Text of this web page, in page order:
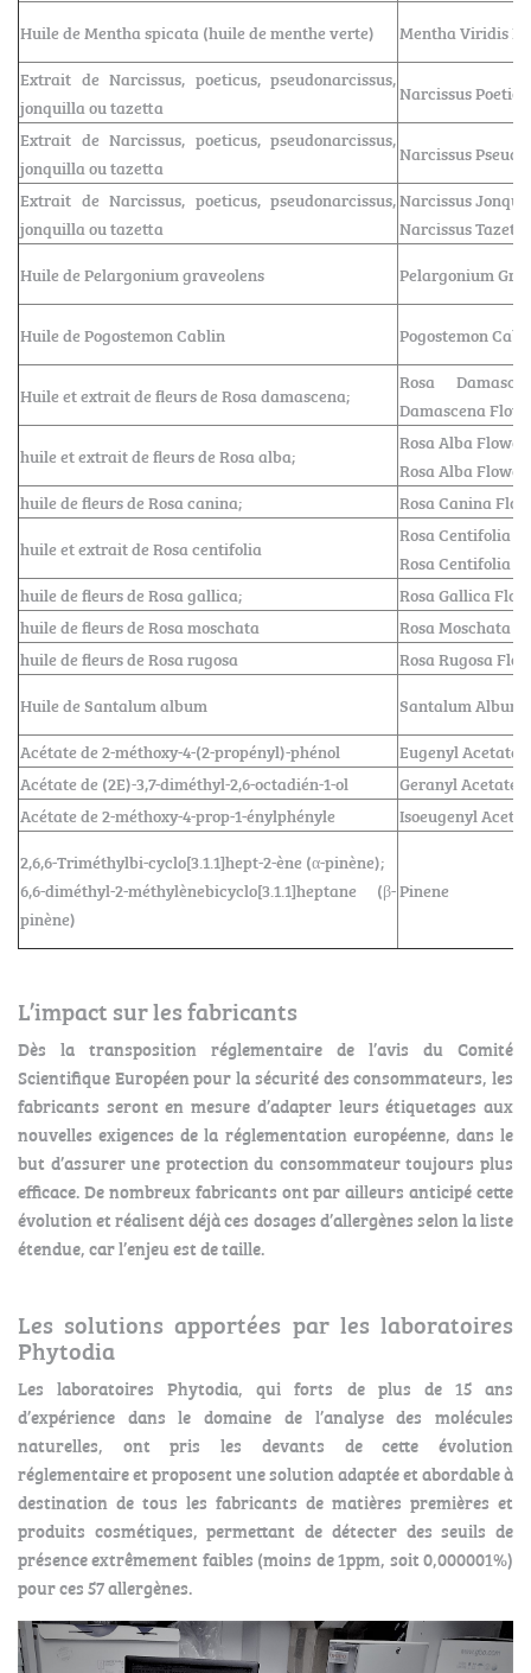
Huile de Mentha spicata (huile de menthe verte)
Mentha Viridis
Extrait de Narcissus, poeticus, pseudonarcissus,
jonquilla ou tazetta
Narcissus
Extrait de Narcissus, poeticus, pseudonarcissus,
jonquilla ou tazetta
Narcissus
Extrait de Narcissus, poeticus, pseudonarcissus,
jonquilla ou tazetta
Narcissus
Narcissus
Huile de Pelargonium graveolens
Pelargonium
Huile de Pogostemon Cablin Pogostemon
Huile et extrait de fleurs de Rosa damascena;
Rosa
Damascena
huile et extrait de fleurs de Rosa alba;
Rosa Alba Flower
Rosa Alba
huile de fleurs de Rosa canina;
Rosa Canina
huile et extrait de Rosa centifolia
Rosa Centifolia
Rosa Centifolia
huile de fleurs de Rosa gallica;
Rosa Gallica
huile de fleurs de Rosa moschata
Rosa Moschata
huile de fleurs de Rosa rugosa
Rosa Rugosa
Huile de Santalum album
Santalum Album
Acétate de 2-méthoxy-4-(2-propényl)-phénol
Eugenyl Acetate
Acétate de (2E)-3,7-diméthyl-2,6-octadién-1-ol
Geranyl Acetate
Acétate de 2-méthoxy-4-prop-1-énylphényle
Isoeugenyl
2,6,6-Triméthylbi-cyclo[3.1.1]hept-2-ène (α-pinène);
6,6-diméthyl-2-méthylènebicyclo[3.1.1]heptane (β-
pinène)
Pinene
L’impact sur les fabricants
Dès la transposition réglementaire de l’avis du Comité
Scientifique Européen pour la sécurité des consommateurs, les
fabricants seront en mesure d’adapter leurs étiquetages aux
nouvelles exigences de la réglementation européenne, dans le
but d’assurer une protection du consommateur toujours plus
efficace. De nombreux fabricants ont par ailleurs anticipé cette
évolution et réalisent déjà ces dosages d’allergènes selon la liste
étendue, car l’enjeu est de taille.
Les solutions apportées par les laboratoires
Phytodia
Les laboratoires Phytodia, qui forts de plus de 15 ans
d’expérience dans le domaine de l’analyse des molécules
naturelles, ont pris les devants de cette évolution
réglementaire et proposent une solution adaptée et abordable à
destination de tous les fabricants de matières premières et
produits cosmétiques, permettant de détecter des seuils de
présence extrêmement faibles (moins de 1ppm, soit 0,000001%)
pour ces 57 allergènes.